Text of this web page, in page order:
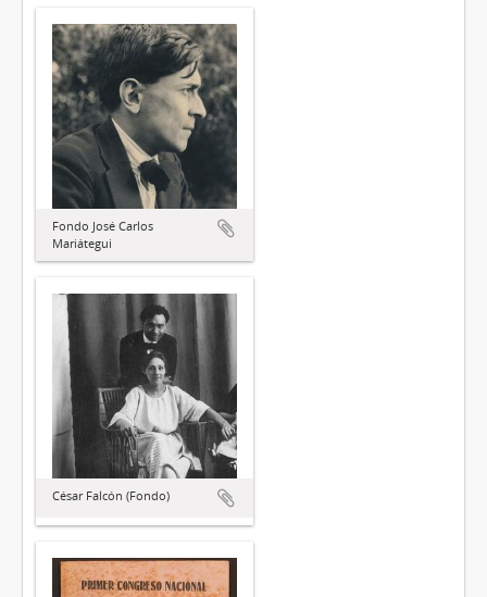
Fondo José Carlos
Mariátegui
César Falcón (Fondo)